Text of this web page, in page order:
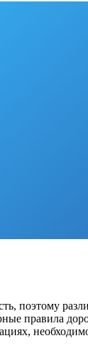
поэтому
правила